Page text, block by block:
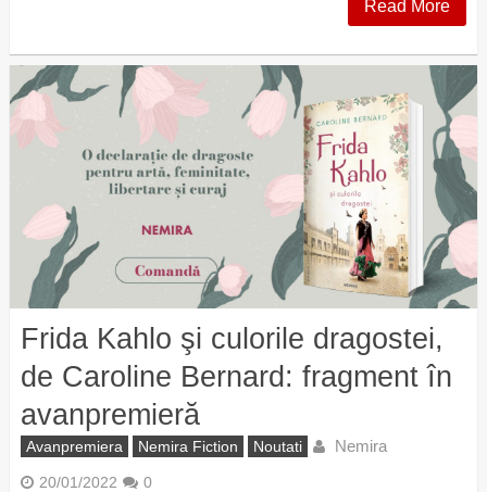
Read More
Frida Kahlo şi culorile dragostei,
de Caroline Bernard: fragment în
avanpremieră
Avanpremiera Nemira Fiction Noutati Nemira
20/01/2022 0